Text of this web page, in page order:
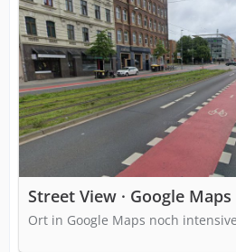
Street View · Google Maps
Ort in Google Maps noch